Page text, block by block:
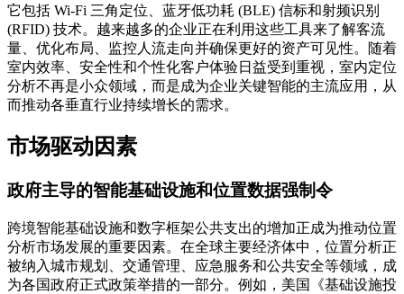
它包括 Wi-Fi 三角定位、蓝牙低功耗 (BLE) 信标和射频识别
(RFID) 技术。越来越多的企业正在利用这些工具来了解客流
量、优化布局、监控人流走向并确保更好的资产可见性。随着
室内效率、安全性和个性化客户体验日益受到重视，室内定位
分析不再是小众领域，而是成为企业关键智能的主流应用，从
而推动各垂直行业持续增长的需求。
市场驱动因素
政府主导的智能基础设施和位置数据强制令
跨境智能基础设施和数字框架公共支出的增加正成为推动位置
分析市场发展的重要因素。在全球主要经济体中，位置分析正
被纳入城市规划、交通管理、应急服务和公共安全等领域，成
为各国政府正式政策举措的一部分。例如，美国《基础设施投